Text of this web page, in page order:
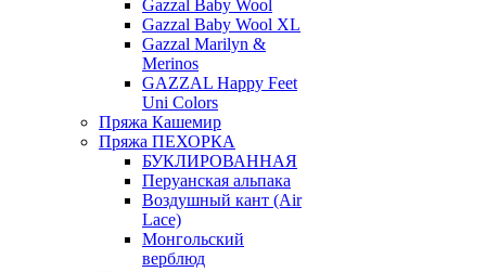
Gazzal Baby Wool
Gazzal Baby Wool XL
Gazzal Marilyn &
Merinos
GAZZAL Happy Feet
Uni Colors
Пряжа Кашемир
Пряжа ПЕХОРКА
БУКЛИРОВАННАЯ
Перуанская альпака
Воздушный кант (Air
Lace)
Монгольский
верблюд